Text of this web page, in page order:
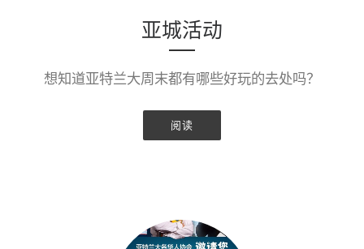
亚城活动
想知道亚特兰大周末都有哪些好玩的去处吗？
阅读